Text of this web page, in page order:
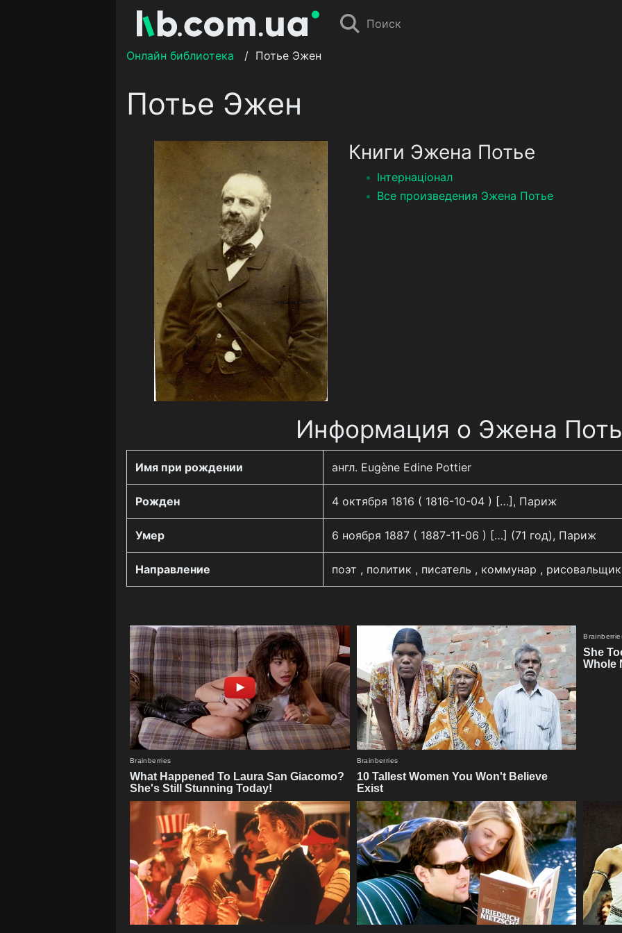
Поиск
Онлайн библиотека / Потье Эжен
Потье Эжен
Книги Эжена Потье
Інтернаціонал
Все произведения Эжена Потье
Информация о Эжена
Имя при рождении англ. Eugène Edine Pottier
Рожден 4 октября 1816 ( 1816-10-04 ) […], Париж
Умер 6 ноября 1887 ( 1887-11-06 ) […] (71 год), Париж
Направление поэт , политик , писатель , коммунар , рисовальщик